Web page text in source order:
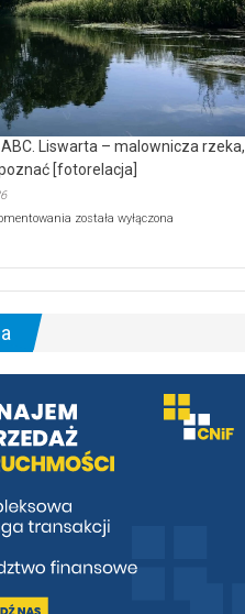
Liswarta – malownicza rzeka,
[fotorelacja]
Ekologiczne
–
malownicza
[fotorelacja]
została wyłączona